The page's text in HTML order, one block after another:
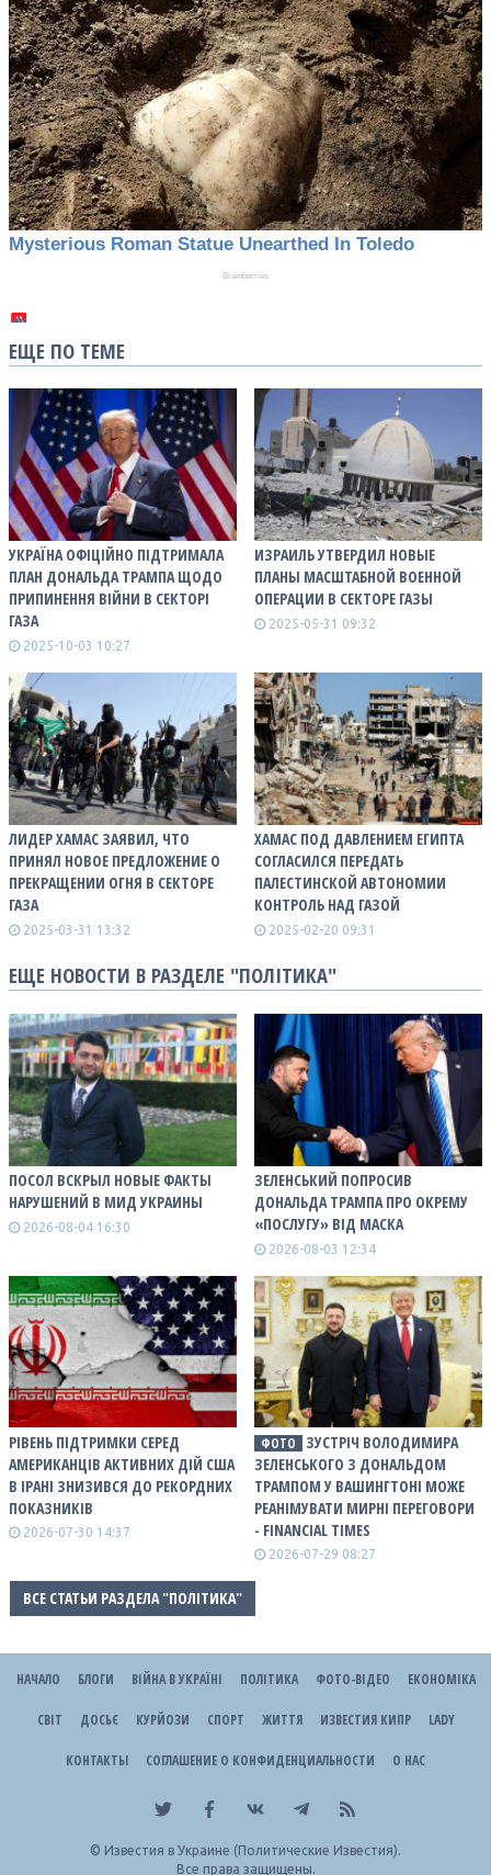
ЕЩЕ ПО ТЕМЕ
УКРАЇНА ОФІЦІЙНО ПІДТРИМАЛА
ПЛАН ДОНАЛЬДА ТРАМПА ЩОДО
ПРИПИНЕННЯ ВІЙНИ В СЕКТОРІ
ГАЗА
2025-10-03 10:27
ИЗРАИЛЬ УТВЕРДИЛ НОВЫЕ
ПЛАНЫ МАСШТАБНОЙ ВОЕННОЙ
ОПЕРАЦИИ В СЕКТОРЕ ГАЗЫ
2025-05-31 09:32
ЛИДЕР ХАМАС ЗАЯВИЛ, ЧТО
ПРИНЯЛ НОВОЕ ПРЕДЛОЖЕНИЕ О
ПРЕКРАЩЕНИИ ОГНЯ В СЕКТОРЕ
ГАЗА
2025-03-31 13:32
ХАМАС ПОД ДАВЛЕНИЕМ ЕГИПТА
СОГЛАСИЛСЯ ПЕРЕДАТЬ
ПАЛЕСТИНСКОЙ АВТОНОМИИ
КОНТРОЛЬ НАД ГАЗОЙ
2025-02-20 09:31
ЕЩЕ НОВОСТИ В РАЗДЕЛЕ "ПОЛІТИКА"
ПОСОЛ ВСКРЫЛ НОВЫЕ ФАКТЫ
НАРУШЕНИЙ В МИД УКРАИНЫ
2026-08-04 16:30
ЗЕЛЕНСЬКИЙ ПОПРОСИВ
ДОНАЛЬДА ТРАМПА ПРО ОКРЕМУ
«ПОСЛУГУ» ВІД МАСКА
2026-08-03 12:34
РІВЕНЬ ПІДТРИМКИ СЕРЕД
АМЕРИКАНЦІВ АКТИВНИХ ДІЙ США
В ІРАНІ ЗНИЗИВСЯ ДО РЕКОРДНИХ
ПОКАЗНИКІВ
2026-07-30 14:37
ФОТО
ЗУСТРІЧ ВОЛОДИМИРА
ЗЕЛЕНСЬКОГО З ДОНАЛЬДОМ
ТРАМПОМ У ВАШИНГТОНІ МОЖЕ
РЕАНІМУВАТИ МИРНІ ПЕРЕГОВОРИ
- FINANCIAL TIMES
2026-07-29 08:27
ВСЕ СТАТЬИ РАЗДЕЛА "ПОЛІТИКА"
НАЧАЛО БЛОГИ ВІЙНА В УКРАЇНІ ПОЛІТИКА ФОТО-ВІДЕО ЕКОНОМІКА
СВІТ ДОСЬЄ КУРЙОЗИ СПОРТ ЖИТТЯ ИЗВЕСТИЯ КИПР LADY
КОНТАКТЫ СОГЛАШЕНИЕ О КОНФИДЕНЦИАЛЬНОСТИ О НАС
© Известия в Украине (Политические Известия).
Все права защищены.